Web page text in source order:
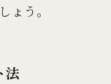
ょう。
法